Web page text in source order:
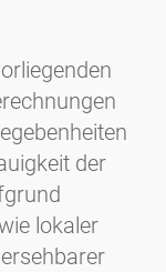
der
lokaler